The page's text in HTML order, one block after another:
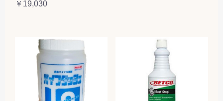
￥19,030